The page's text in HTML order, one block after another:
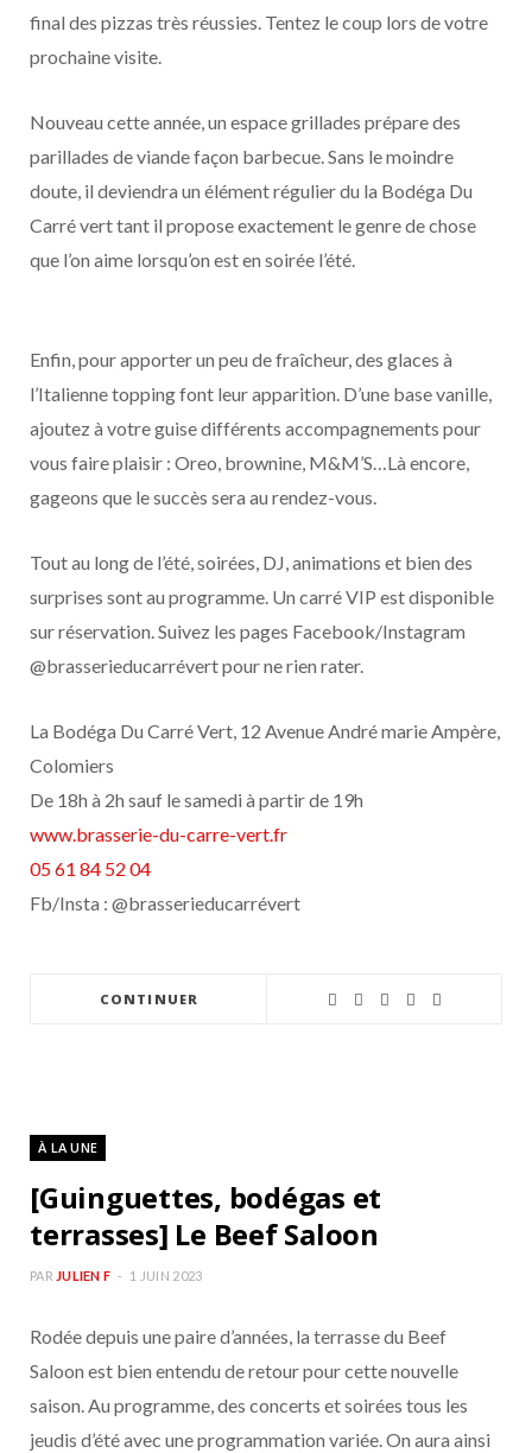
final des pizzas très réussies. Tentez le coup lors de votre
prochaine visite.
Nouveau cette année, un espace grillades prépare des
parillades de viande façon barbecue. Sans le moindre
doute, il deviendra un élément régulier du la Bodéga Du
Carré vert tant il propose exactement le genre de chose
que l’on aime lorsqu’on est en soirée l’été.
Enfin, pour apporter un peu de fraîcheur, des glaces à
l’Italienne topping font leur apparition. D’une base vanille,
ajoutez à votre guise différents accompagnements pour
vous faire plaisir : Oreo, brownine, M&M’S…Là encore,
gageons que le succès sera au rendez-vous.
Tout au long de l’été, soirées, DJ, animations et bien des
surprises sont au programme. Un carré VIP est disponible
sur réservation. Suivez les pages Facebook/Instagram
@brasserieducarrévert pour ne rien rater.
La Bodéga Du Carré Vert, 12 Avenue André marie Ampère,
Colomiers
De 18h à 2h sauf le samedi à partir de 19h
www.brasserie-du-carre-vert.fr
05 61 84 52 04
Fb/Insta : @brasserieducarrévert
CONTINUER
À LA UNE
[Guinguettes, bodégas et
terrasses] Le Beef Saloon
PAR JULIEN F 1 JUIN 2023
Rodée depuis une paire d’années, la terrasse du Beef
Saloon est bien entendu de retour pour cette nouvelle
saison. Au programme, des concerts et soirées tous les
jeudis d’été avec une programmation variée. On aura ainsi